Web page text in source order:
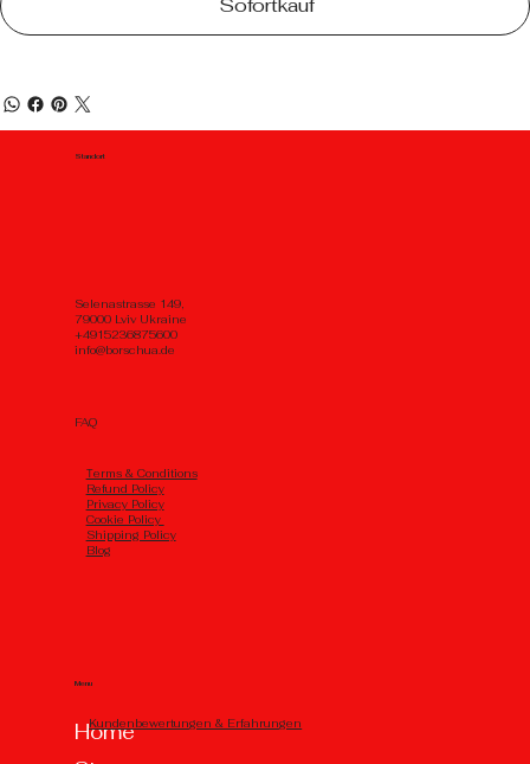
Sofortkauf
Standort
Selenastrasse 149,
79000 Lviv Ukraine
+4915236875600
info@borschua.de
Menu
Home
FAQ
Тerms & Conditions
Refund Policy
Privacy Policy
Cookie Policy
Shipping Policy
Blog
Kundenbewertungen & Erfahrungen